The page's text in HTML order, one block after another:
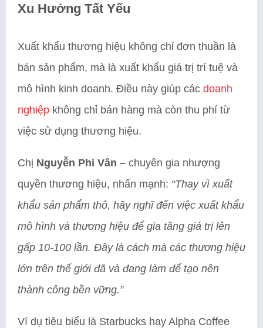
Xu Hướng Tất Yếu
Xuất khẩu thương hiệu không chỉ đơn thuần là
bán sản phẩm, mà là xuất khẩu giá trị trí tuệ và
mô hình kinh doanh. Điều này giúp các doanh
nghiệp không chỉ bán hàng mà còn thu phí từ
việc sử dụng thương hiệu.
Chị Nguyễn Phi Vân – chuyên gia nhượng
quyền thương hiệu, nhấn mạnh: “Thay vì xuất
khẩu sản phẩm thô, hãy nghĩ đến việc xuất khẩu
mô hình và thương hiệu để gia tăng giá trị lên
gấp 10-100 lần. Đây là cách mà các thương hiệu
lớn trên thế giới đã và đang làm để tạo nên
thành công bền vững.”
Ví dụ tiêu biểu là Starbucks hay Alpha Coffee